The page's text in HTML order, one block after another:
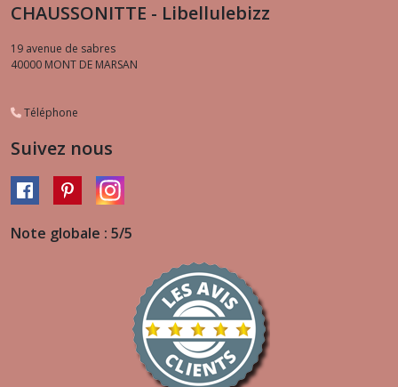
CHAUSSONITTE - Libellulebizz
19 avenue de sabres
40000 MONT DE MARSAN
Téléphone
Suivez nous
Note globale : 5/5